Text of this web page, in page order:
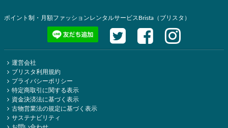
ポイント制・月額ファッションレンタルサービスBrista（ブリスタ）
運営会社
ブリスタ利用規約
プライバシーポリシー
特定商取引に関する表示
資金決済法に基づく表示
古物営業法の規定に基づく表示
サステナビリティ